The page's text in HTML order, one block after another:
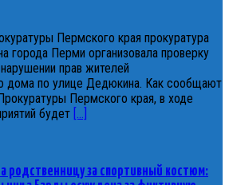
Пермского края прокуратура
города Перми организовала проверку
прав жителей
дома по улице Дедюкина. Как сообщают
Пермского края, в ходе
будет [...]
родственницу за спортивный костюм: